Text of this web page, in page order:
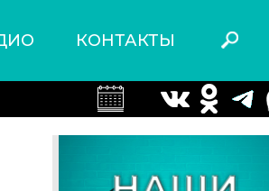
КОНТАКТЫ